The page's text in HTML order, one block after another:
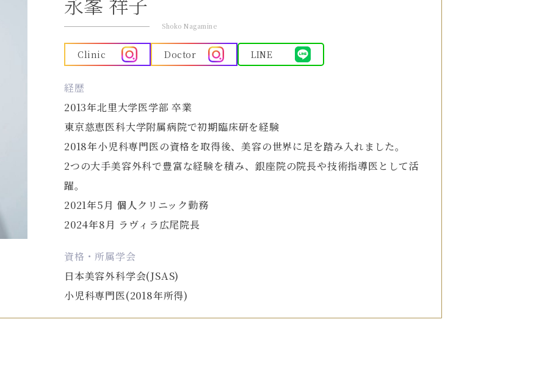
Shoko Nagamine
Clinic Doctor LINE
経歴
2013年北里大学医学部 卒業
東京慈恵医科大学附属病院で初期臨床研を経験
2018年小児科専門医の資格を取得後、美容の世界に足を踏み入れました。
2つの大手美容外科で豊富な経験を積み、銀座院の院長や技術指導医として活
躍。
2021年5月 個人クリニック勤務
2024年8月 ラヴィラ広尾院長
資格・所属学会
日本美容外科学会(JSAS)
小児科専門医(2018年所得)